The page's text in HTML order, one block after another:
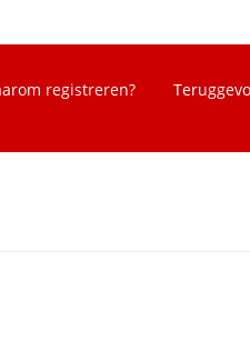
registreren?